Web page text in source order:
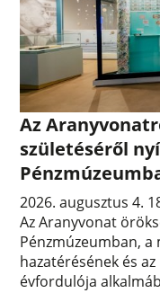
Az
születéséről
2026. augusztus 4.
Az Aranyvonat
Pénzmúzeumban,
hazatérésének és
évfordulója